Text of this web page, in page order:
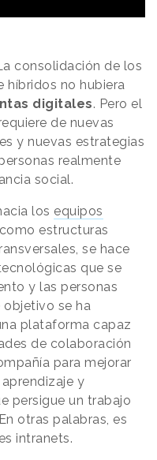
consolidación de los
híbridos no hubiera
digitales. Pero el
de nuevas
y nuevas estrategias
realmente
social.
los equipos
estructuras
se hace
que se
y las personas
objetivo se ha
plataforma capaz
de colaboración
para mejorar
y
persigue un trabajo
otras palabras, es
intranets.